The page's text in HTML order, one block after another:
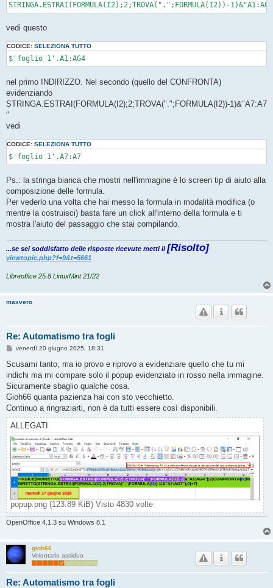
vedi questo
CODICE: SELEZIONA TUTTO
$'foglio 1'.A1:AG4
nel primo INDIRIZZO. Nel secondo (quello del CONFRONTA)
evidenziando
STRINGA.ESTRAI(FORMULA(I2);2;TROVA(".";FORMULA(I2))-1)&"A7:A7
"
vedi
CODICE: SELEZIONA TUTTO
Ps.: la stringa bianca che mostri nell'immagine è lo screen tip di aiuto alla
composizione delle formula.
Per vederlo una volta che hai messo la formula in modalità modifica (o
mentre la costruisci) basta fare un click all'interno della formula e ti
mostra l'aiuto del passaggio che stai compilando.
...se sei soddisfatto delle risposte ricevute metti il[Risolto]
viewtopic.php?f=9&t=5661
Libreoffice 25.8 LinuxMint 21/22
maxvero
Re: Automatismo tra fogli
M
s
a
g
i
o
venerdì 20 giugno 2025, 18:31
Scusami tanto, ma io provo e riprovo a evidenziare quello che tu mi
indichi ma mi compare solo il popup evidenziato in rosso nella immagine.
Sicuramente sbaglio qualche cosa.
Gioh66 quanta pazienza hai con sto vecchietto.
Continuo a ringraziarti, non è da tutti essere così disponibili.
ALLEGATI
popup.png (123.89 KiB) Visto 4830 volte
OpenOffice 4.1.3 su Windows 8.1
gioh66
Volontario assiduo
Re: Automatismo tra fogli